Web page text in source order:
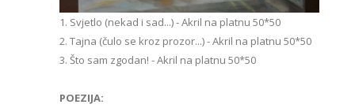
1. Svjetlo (nekad i sad...) - Akril na platnu 50*50
2. Tajna (čulo se kroz prozor...) - Akril na platnu 50*50
3. Što sam zgodan! - Akril na platnu 50*50
POEZIJA: